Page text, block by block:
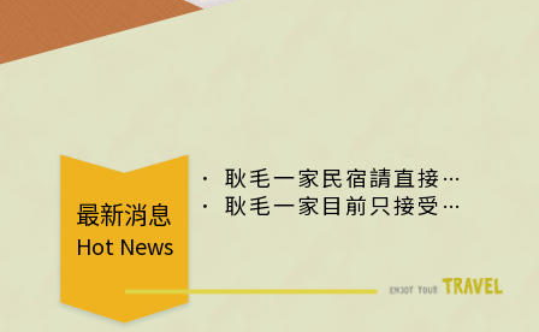
最新消息
Hot News
． 耿毛一家民宿請直接在
線上訂房了解有無空房喔！
． 耿毛一家目前只接受室